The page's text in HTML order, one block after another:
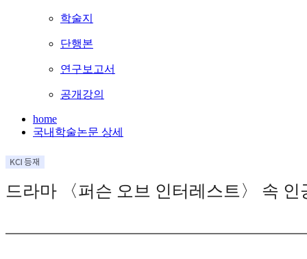
학술지
단행본
연구보고서
공개강의
home
국내학술논문 상세
드라마 〈퍼슨 오브 인터레스트〉 속